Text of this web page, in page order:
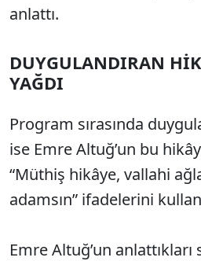
anlattı.
DUYGULANDIRAN
YAĞDI
Program sırasında
ise Emre Altuğ’un bu
“Müthiş hikâye, vallahi
adamsın” ifadelerini
Emre Altuğ’un